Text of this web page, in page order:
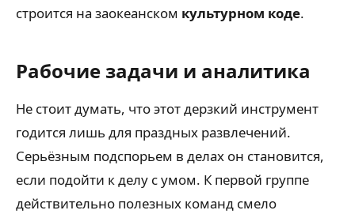
строится на заокеанском культурном коде.
Рабочие задачи и аналитика
Не стоит думать, что этот дерзкий инструмент
годится лишь для праздных развлечений.
Серьёзным подспорьем в делах он становится,
если подойти к делу с умом. К первой группе
действительно полезных команд смело